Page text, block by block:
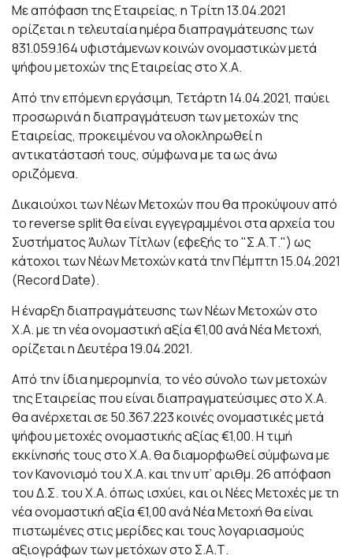
Με απόφαση της Εταιρείας, η Τρίτη 13.04.2021
ορίζεται η τελευταία ημέρα διαπραγμάτευσης των
831.059.164 υφιστάμενων κοινών ονομαστικών μετά
ψήφου μετοχών της Εταιρείας στο Χ.Α.
Από την επόμενη εργάσιμη, Τετάρτη 14.04.2021, παύει
προσωρινά η διαπραγμάτευση των μετοχών της
Εταιρείας, προκειμένου να ολοκληρωθεί η
αντικατάστασή τους, σύμφωνα με τα ως άνω
οριζόμενα.
Δικαιούχοι των Νέων Μετοχών που θα προκύψουν από
το reverse split θα είναι εγγεγραμμένοι στα αρχεία του
Συστήματος Άυλων Τίτλων (εφεξής το "Σ.Α.Τ.") ως
κάτοχοι των Νέων Μετοχών κατά την Πέμπτη 15.04.2021
(Record Date).
Η έναρξη διαπραγμάτευσης των Νέων Μετοχών στο
Χ.Α. με τη νέα ονομαστική αξία €1,00 ανά Νέα Μετοχή,
ορίζεται η Δευτέρα 19.04.2021.
Από την ίδια ημερομηνία, το νέο σύνολο των μετοχών
της Εταιρείας που είναι διαπραγματεύσιμες στο Χ.Α.
θα ανέρχεται σε 50.367.223 κοινές ονομαστικές μετά
ψήφου μετοχές ονομαστικής αξίας €1,00. Η τιμή
εκκίνησής τους στο Χ.Α. θα διαμορφωθεί σύμφωνα με
τον Κανονισμό του Χ.Α. και την υπ’ αριθμ. 26 απόφαση
του Δ.Σ. του Χ.Α. όπως ισχύει, και οι Νέες Μετοχές με τη
νέα ονομαστική αξία €1,00 ανά Νέα Μετοχή θα είναι
πιστωμένες στις μερίδες και τους λογαριασμούς
αξιογράφων των μετόχων στο Σ.Α.Τ.